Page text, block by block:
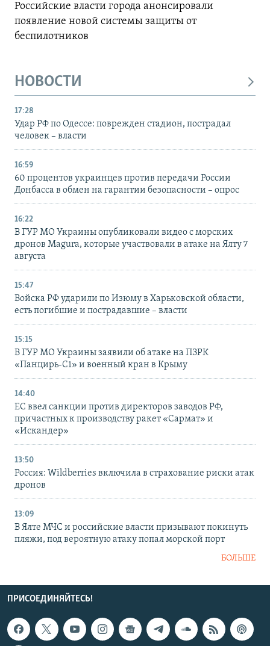
Российские власти города анонсировали
появление новой системы защиты от
беспилотников
НОВОСТИ
17:28
Удар РФ по Одессе: поврежден стадион, пострадал
человек – власти
16:59
60 процентов украинцев против передачи России
Донбасса в обмен на гарантии безопасности – опрос
16:22
В ГУР МО Украины опубликовали видео с морских
дронов Magura, которые участвовали в атаке на Ялту 7
августа
15:47
Войска РФ ударили по Изюму в Харьковской области,
есть погибшие и пострадавшие – власти
15:15
В ГУР МО Украины заявили об атаке на ПЗРК
«Панцирь-С1» и военный кран в Крыму
14:40
ЕС ввел санкции против директоров заводов РФ,
причастных к производству ракет «Сармат» и
«Искандер»
13:50
Россия: Wildberries включила в страхование риски атак
дронов
13:09
В Ялте МЧС и российские власти призывают покинуть
пляжи, под вероятную атаку попал морской порт
БОЛЬШЕ
ПРИСОЕДИНЯЙТЕСЬ!